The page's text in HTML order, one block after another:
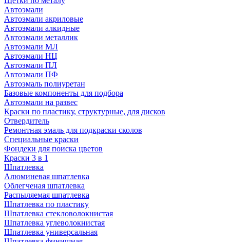
Автоэмали
Автоэмали акриловые
Автоэмали алкидные
Автоэмали металлик
Автоэмали МЛ
Автоэмали НЦ
Автоэмали ПЛ
Автоэмали ПФ
Автоэмаль полиуретан
Базовые компоненты для подбора
Автоэмали на развес
Краски по пластику, структурные, для дисков
Отвердитель
Ремонтная эмаль для подкраски сколов
Специальные краски
Фондеки для поиска цветов
Краски 3 в 1
Шпатлевка
Алюминевая шпатлевка
Облегченая шпатлевка
Распыляемая шпатлевка
Шпатлевка по пластику
Шпатлевка стекловолокнистая
Шпатлевка углеволокнистая
Шпатлевка универсальная